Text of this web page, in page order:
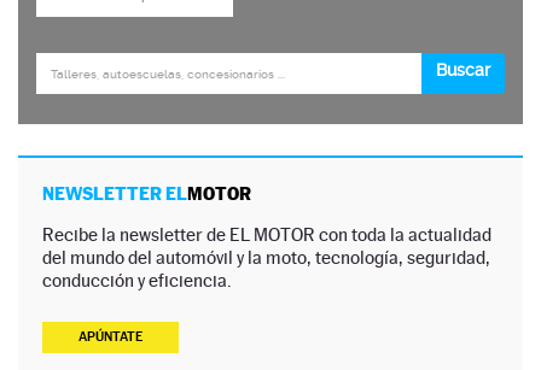
NEWSLETTER ELMOTOR
Recibe la newsletter de EL MOTOR con toda la actualidad
del mundo del automóvil y la moto, tecnología, seguridad,
conducción y eficiencia.
APÚNTATE